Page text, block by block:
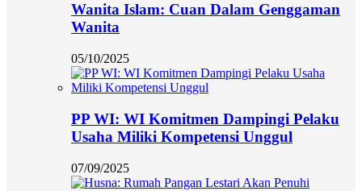
Wanita Islam: Cuan Dalam Genggaman
Wanita
05/10/2025
PP WI: WI Komitmen Dampingi Pelaku
Usaha Miliki Kompetensi Unggul
07/09/2025